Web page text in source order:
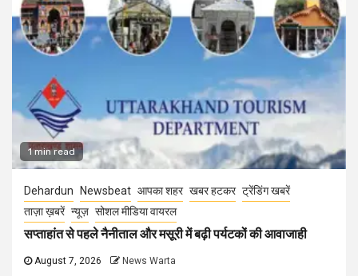
1 min read
Dehardun Newsbeat आपका शहर खबर हटकर ट्रेंडिंग खबरें
ताज़ा ख़बरें न्यूज़ सोशल मीडिया वायरल
सप्ताहांत से पहले नैनीताल और मसूरी में बढ़ी पर्यटकों की आवाजाही
August 7, 2026 News Warta